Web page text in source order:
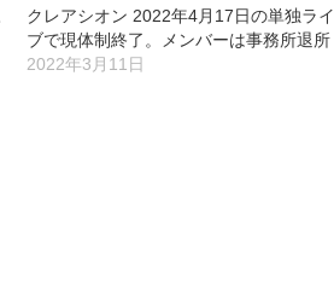
クレアシオン 2022年4月17日の単独ライ
ブで現体制終了。メンバーは事務所退所
2022年3月11日